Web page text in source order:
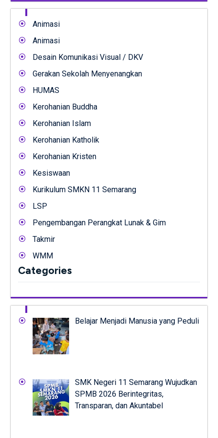
Animasi
Animasi
Desain Komunikasi Visual / DKV
Gerakan Sekolah Menyenangkan
HUMAS
Kerohanian Buddha
Kerohanian Islam
Kerohanian Katholik
Kerohanian Kristen
Kesiswaan
Kurikulum SMKN 11 Semarang
LSP
Pengembangan Perangkat Lunak & Gim
Takmir
WMM
Categories
Belajar Menjadi Manusia yang Peduli
SMK Negeri 11 Semarang Wujudkan
SPMB 2026 Berintegritas,
Transparan, dan Akuntabel